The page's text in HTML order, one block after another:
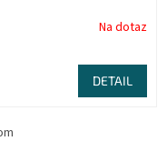
Na dotaz
DETAIL